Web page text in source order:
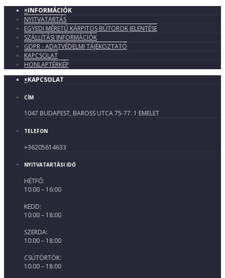
×INFORMÁCIÓK
NYITVATARTÁS
EGYEDI MÉRETŰ KÁRPITOS BÚTOROK JELENTÉSE
SZÁLLÍTÁSI INFORMÁCIÓK
GDPR - ADATVÉDELMI TÁJÉKOZTATÓ
KAPCSOLAT
HONLAPTÉRKÉP
×KAPCSOLAT
CÍM
1047 BUDAPEST, BAROSS UTCA 75-77. 1 EMELET
TELEFON
+36205614633
NYITVATARTÁSI IDŐ
HÉTFŐ:
10:00 – 16:00
KEDD:
10:00 – 18:00
SZERDA:
10:00 – 18:00
CSÜTÖRTÖK:
10:00 – 18:00